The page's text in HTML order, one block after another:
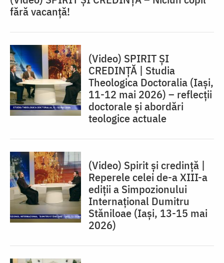
fără vacanţă!
(Video) SPIRIT ȘI
CREDINȚĂ | Studia
Theologica Doctoralia (Iaşi,
11-12 mai 2026) – reflecţii
doctorale şi abordări
teologice actuale
(Video) Spirit și credință |
Reperele celei de-a XIII-a
ediții a Simpozionului
Internațional Dumitru
Stăniloae (Iaşi, 13-15 mai
2026)